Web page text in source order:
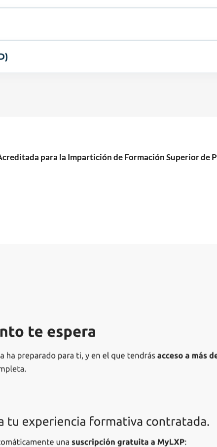
para la Impartición de Formación Superior de